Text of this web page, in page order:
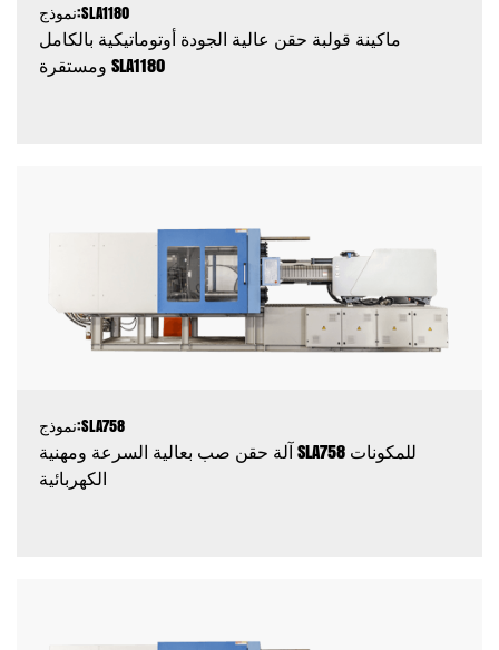
نموذج:SLA1180
ماكينة قولبة حقن عالية الجودة أوتوماتيكية بالكامل
ومستقرة SLA1180
نموذج:SLA758
آلة حقن صب بعالية السرعة ومهنية SLA758 للمكونات
الكهربائية